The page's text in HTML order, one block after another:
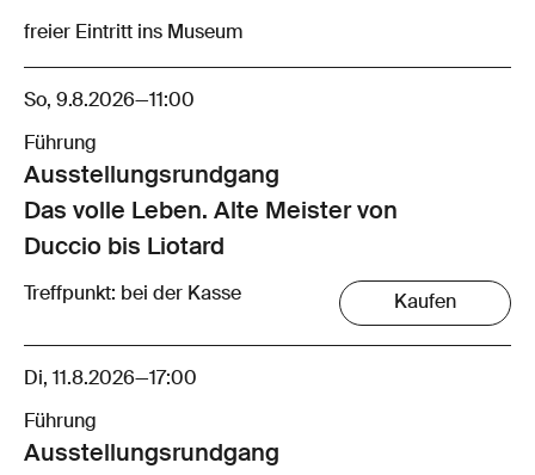
freier Eintritt ins Museum
So, 9.8.2026—11:00
Führung
Ausstellungsrund­gang
Das volle Leben. Alte Meister von
Duccio bis Liotard
Treffpunkt: bei der Kasse Kaufen
Di, 11.8.2026—17:00
Führung
Ausstellungsrund­gang